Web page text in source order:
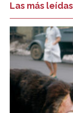
Las más leídas